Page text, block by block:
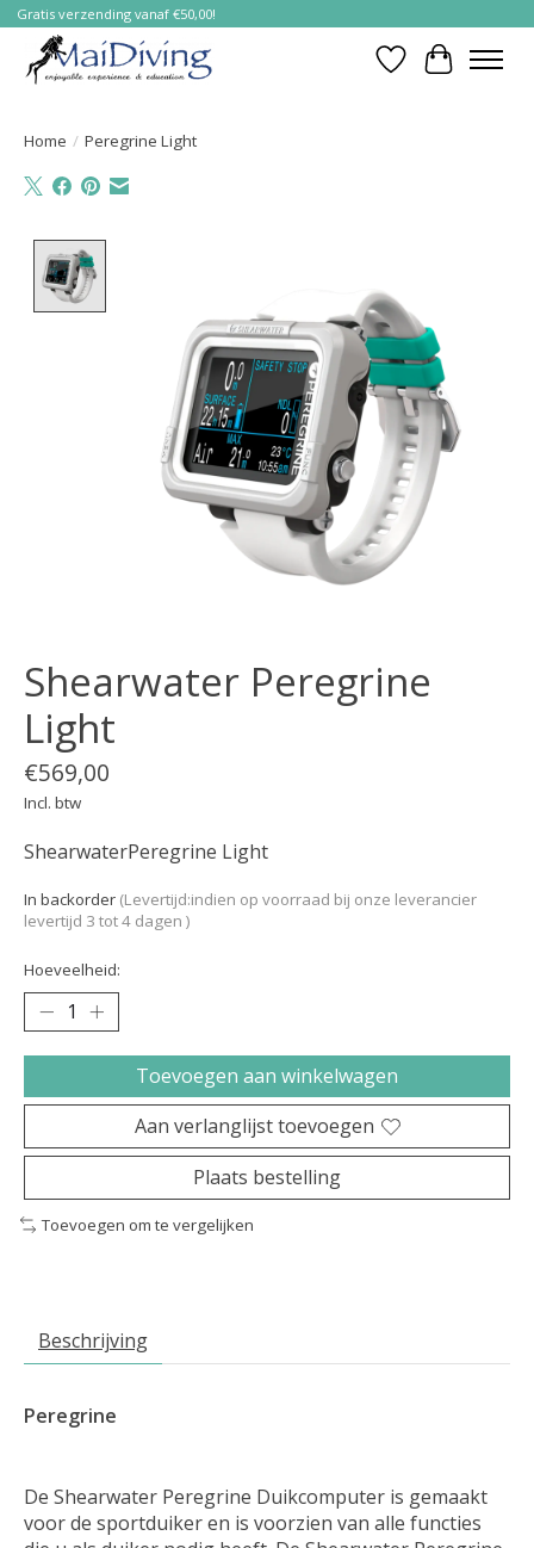
Gratis verzending vanaf €50,00!
Verlanglijst
Home / Peregrine Light
Shearwater Peregrine
Light
€569,00
Incl. btw
ShearwaterPeregrine Light
In backorder (Levertijd:indien op voorraad bij onze leverancier
levertijd 3 tot 4 dagen )
Hoeveelheid:
Toevoegen aan winkelwagen
Aan verlanglijst toevoegen
Plaats bestelling
Toevoegen om te vergelijken
Beschrijving
Peregrine
De Shearwater Peregrine Duikcomputer is gemaakt
voor de sportduiker en is voorzien van alle functies